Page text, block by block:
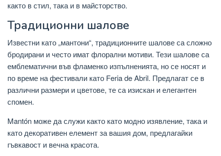
както в стил, така и в майсторство.
Традиционни шалове
Известни като „мантони“, традиционните шалове са сложно
бродирани и често имат флорални мотиви. Тези шалове са
емблематични във фламенко изпълненията, но се носят и
по време на фестивали като Feria de Abril. Предлагат се в
различни размери и цветове, те са изискан и елегантен
спомен.
Mantón може да служи както като модно изявление, така и
като декоративен елемент за вашия дом, предлагайки
гъвкавост и вечна красота.